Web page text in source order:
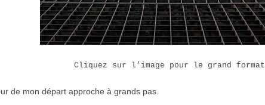
Cliquez sur l’image pour le grand format
de mon départ approche à grands pas.